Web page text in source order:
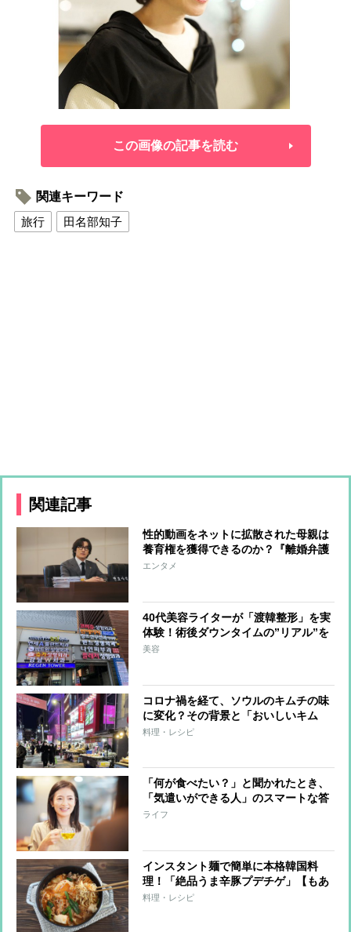
この画像の記事を読む
関連キーワード
旅行
田名部知子
関連記事
性的動画をネットに拡散された母親は
養育権を獲得できるのか？『離婚弁護
士シン・ソンハン』は有責配偶者を弁
エンタメ
40代美容ライターが「渡韓整形」を実
体験！術後ダウンタイムの”リアル”を
リポート
美容
コロナ禍を経て、ソウルのキムチの味
に変化？その背景と「おいしいキム
チ」を見つける方法を現地リポート
料理・レシピ
「何が食べたい？」と聞かれたとき、
「気遣いができる人」のスマートな答
え方
ライフ
インスタント麺で簡単に本格韓国料
理！「絶品うま辛豚プデチゲ」【もあ
いかすみ ラクウマレシピ】
料理・レシピ